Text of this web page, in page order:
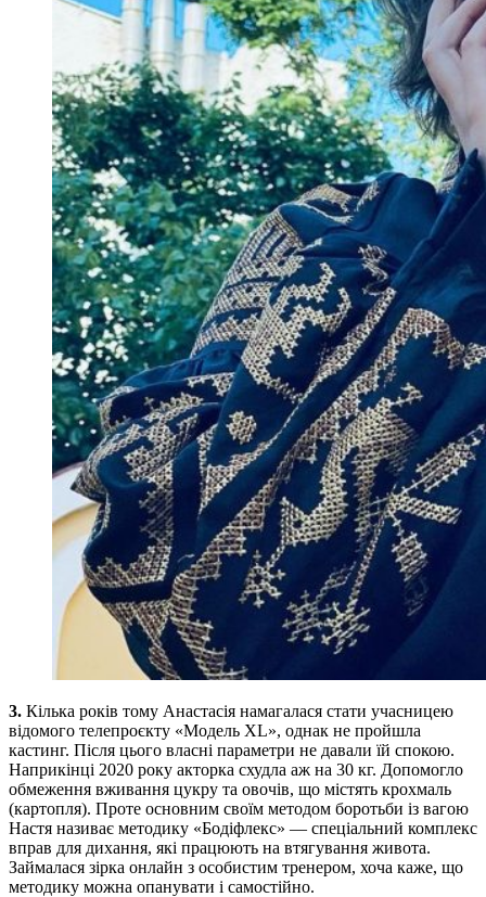
3. Кілька років тому Анастасія намагалася стати учасницею
відомого телепроєкту «Модель XL», однак не пройшла
кастинг. Після цього власні параметри не давали їй спокою.
Наприкінці 2020 року акторка схудла аж на 30 кг. Допомогло
обмеження вживання цукру та овочів, що містять крохмаль
(картопля). Проте основним своїм методом боротьби із вагою
Настя називає методику «Бодіфлекс» — спеціальний комплекс
вправ для дихання, які працюють на втягування живота.
Займалася зірка онлайн з особистим тренером, хоча каже, що
методику можна опанувати і самостійно.